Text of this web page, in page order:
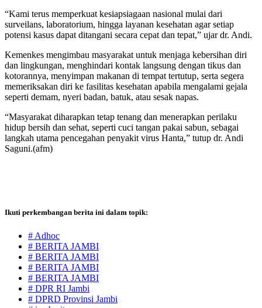
“Kami terus memperkuat kesiapsiagaan nasional mulai dari
surveilans, laboratorium, hingga layanan kesehatan agar setiap
potensi kasus dapat ditangani secara cepat dan tepat,” ujar dr. Andi.
Kemenkes mengimbau masyarakat untuk menjaga kebersihan diri
dan lingkungan, menghindari kontak langsung dengan tikus dan
kotorannya, menyimpan makanan di tempat tertutup, serta segera
memeriksakan diri ke fasilitas kesehatan apabila mengalami gejala
seperti demam, nyeri badan, batuk, atau sesak napas.
“Masyarakat diharapkan tetap tenang dan menerapkan perilaku
hidup bersih dan sehat, seperti cuci tangan pakai sabun, sebagai
langkah utama pencegahan penyakit virus Hanta,” tutup dr. Andi
Saguni.(afm)
Ikuti perkembangan berita ini dalam topik:
# Adhoc
# BERITA JAMBI
# BERITA JAMBI
# BERITA JAMBI
# BERITA JAMBI
# DPR RI Jambi
# DPRD Provinsi Jambi